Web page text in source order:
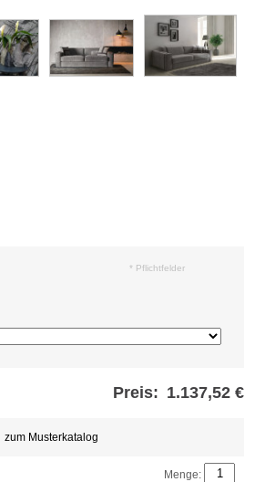
* Pflichtfelder
Preis: 1.137,52 €
zum Musterkatalog
Menge: